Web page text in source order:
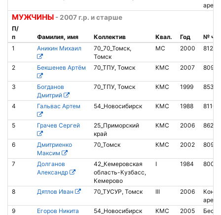
МУЖЧИНЫ - 2007 г.р. и старше
П/
п
Фамилия, имя Коллектив Квал. Год
№
1
Аникин Михаил
70_70_Томск,
Томск
МС 2000
2 Бекшенев Артём 70_ТПУ, Томск КМС 2007
3
Богданов
Дмитрий
70_ТПУ, Томск КМС 1999
4 Гальвас Артем 54_Новосибирск КМС 1988
5 Грачев Сергей
25_Приморский
край
КМС 2006
6
Дмитриенко
Максим
70_Томск КМС 2002
7
Долганов
Александр
42_Кемеровская
область-Кузбасс,
Кемерово
I 1984
8 Дятлов Иван 70_ТУСУР, Томск III 2006
9
Егоров Никита 54_Новосибирск КМС 2005